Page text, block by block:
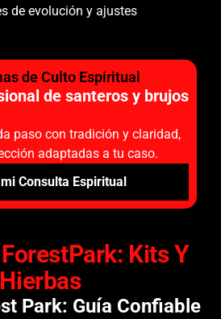
de evolución y ajustes
de Culto Espiritual
de santeros y brujos
paso con tradición y claridad,
adaptadas a tu caso.
Consulta Espiritual
Kits Y
Hierbas
Park: Guía Confiable